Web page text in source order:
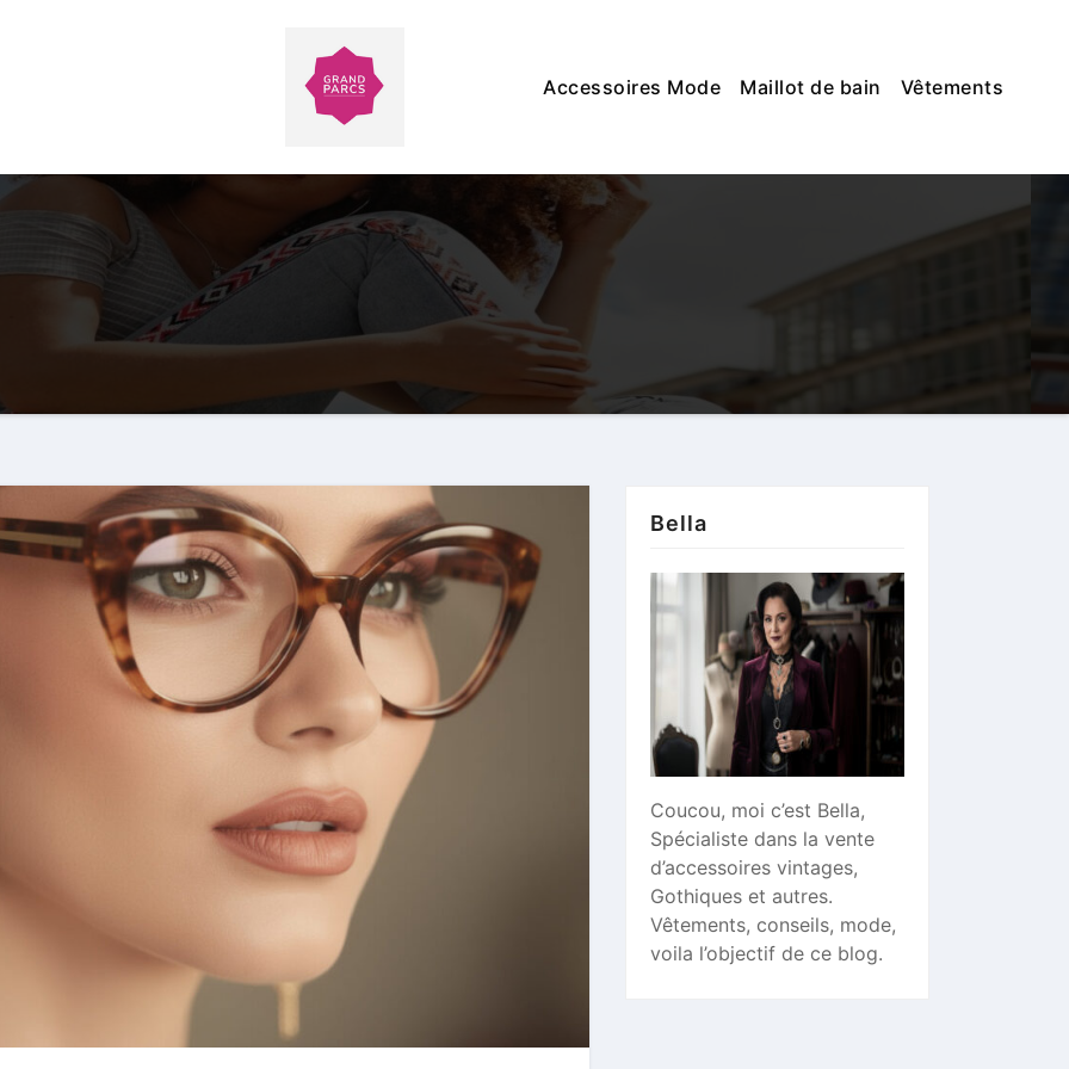
Accessoires Mode Maillot de bain Vêtements
Bella
Coucou, moi c’est Bella,
Spécialiste dans la vente
d’accessoires vintages,
Gothiques et autres.
Vêtements, conseils, mode,
voila l’objectif de ce blog.